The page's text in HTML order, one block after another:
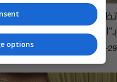
تظاهرات في بغداد وعدد
بـ"المحاصصة" و"التغيير
11:56 | 2016-04-29
options